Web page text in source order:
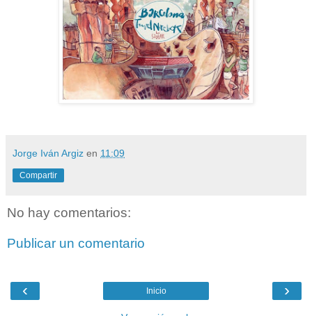
Jorge Iván Argiz en 11:09
Compartir
No hay comentarios:
Publicar un comentario
‹ ›
Inicio